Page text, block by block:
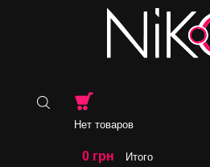
Нет товаров
0 грн Итого